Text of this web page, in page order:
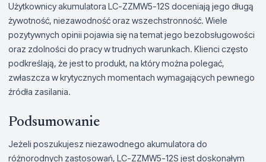
Użytkownicy akumulatora LC-ZZMW5-12S doceniają jego długą
żywotność, niezawodność oraz wszechstronność. Wiele
pozytywnych opinii pojawia się na temat jego bezobsługowości
oraz zdolności do pracy w trudnych warunkach. Klienci często
podkreślają, że jest to produkt, na który można polegać,
zwłaszcza w krytycznych momentach wymagających pewnego
źródła zasilania.
Podsumowanie
Jeżeli poszukujesz niezawodnego akumulatora do
różnorodnych zastosowań, LC-ZZMW5-12S jest doskonałym